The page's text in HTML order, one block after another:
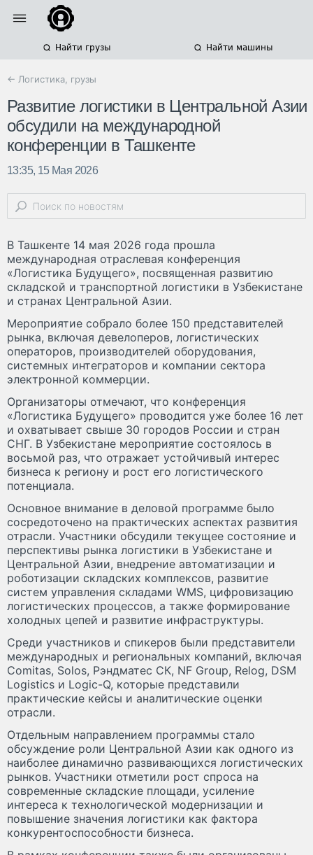
Найти грузы Найти машины
← Логистика, грузы
Развитие логистики в Центральной Азии
обсудили на международной
конференции в Ташкенте
13:35, 15 Мая 2026
В Ташкенте 14 мая 2026 года прошла
международная отраслeвая конференция
«Логистика Будущего», посвященная развитию
складской и транспортной логистики в Узбекистане
и странах Центральной Азии.
Мероприятие собрало более 150 представителей
рынка, включая девелоперов, логистических
операторов, производителей оборудования,
системных интеграторов и компании сектора
электронной коммерции.
Организаторы отмечают, что конференция
«Логистика Будущего» проводится уже более 16 лет
и охватывает свыше 30 городов России и стран
СНГ. В Узбекистане мероприятие состоялось в
восьмой раз, что отражает устойчивый интерес
бизнеса к региону и рост его логистического
потенциала.
Основное внимание в деловой программе было
сосредоточено на практических аспектах развития
отрасли. Участники обсудили текущее состояние и
перспективы рынка логистики в Узбекистане и
Центральной Азии, внедрение автоматизации и
роботизации складских комплексов, развитие
систем управления складами WMS, цифровизацию
логистических процессов, а также формирование
холодных цепей и развитие инфраструктуры.
Среди участников и спикеров были представители
международных и региональных компаний, включая
Comitas, Solos, Рэндматес СК, NF Group, Relog, DSM
Logistics и Logic-Q, которые представили
практические кейсы и аналитические оценки
отрасли.
Отдельным направлением программы стало
обсуждение роли Центральной Азии как одного из
наиболее динамично развивающихся логистических
рынков. Участники отметили рост спроса на
современные складские площади, усиление
интереса к технологической модернизации и
повышение значения логистики как фактора
конкурентоспособности бизнеса.